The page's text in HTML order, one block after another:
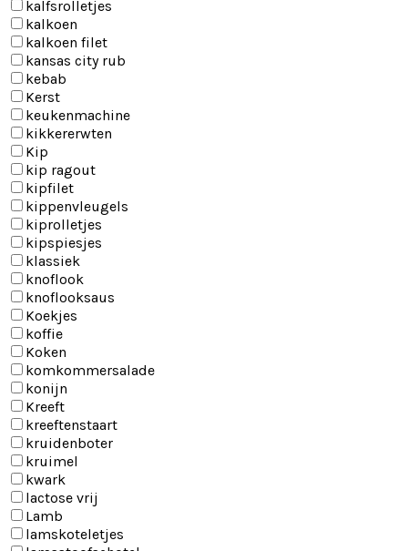
kalfsrolletjes
kalkoen
kalkoen filet
kansas city rub
kebab
Kerst
keukenmachine
kikkererwten
Kip
kip ragout
kipfilet
kippenvleugels
kiprolletjes
kipspiesjes
klassiek
knoflook
knoflooksaus
Koekjes
koffie
Koken
komkommersalade
konijn
Kreeft
kreeftenstaart
kruidenboter
kruimel
kwark
lactose vrij
Lamb
lamskoteletjes